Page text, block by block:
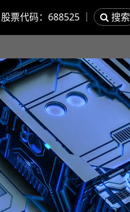
股票代码： 688525 搜索